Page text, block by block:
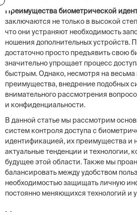
Преимущества биометрической
заключаются не только в высокой
что они устраняют необходимость
ношения дополнительных устройств.
достаточно просто предъявить свою
значительно упрощает процесс
быстрым. Однако, несмотря на
преимущества, внедрение подобных
внимательного рассмотрения
и конфиденциальности.
В данной статье мы рассмотрим
систем контроля доступа с
идентификацией, их преимуществa и
актуальные тенденции и технологии,
будущее этой области. Также мы
балансировать между удобством
необходимостью защищать личную
постоянно меняющихся технологий и